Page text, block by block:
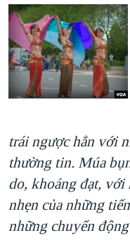
trái ngược hẳn với
thường tin. Múa
do, khoáng đạt,
nhẹn của những
những chuyển